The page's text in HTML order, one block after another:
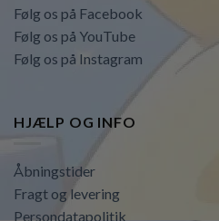
Følg os på Facebook
Følg os på YouTube
Følg os på Instagram
HJÆLP OG INFO
Åbningstider
Fragt og levering
Persondatapolitik